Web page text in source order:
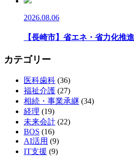
2026.08.06
【長崎市】省エネ・省力化推
カテゴリー
医科歯科 (36)
福祉介護 (27)
相続・事業承継 (34)
経理 (19)
未来会計 (22)
BOS (16)
AI活用 (9)
IT支援 (9)